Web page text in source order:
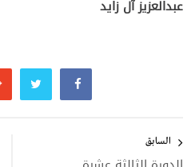
عبدالعزيز آل زايد
المقالات
السابق